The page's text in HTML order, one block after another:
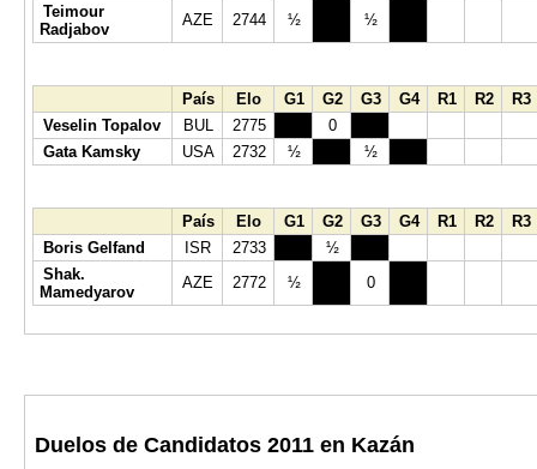
Teimour
Radjabov
AZE 2744 ½ ½
País Elo G1 G2 G3 G4 R1 R2
R3
Veselin Topalov
BUL 2775 0
Gata Kamsky
USA 2732 ½ ½
País Elo G1 G2 G3 G4 R1 R2
R3
Boris Gelfand
ISR 2733 ½
Shak.
Mamedyarov
AZE 2772 ½ 0
Duelos de Candidatos 2011 en Kazán